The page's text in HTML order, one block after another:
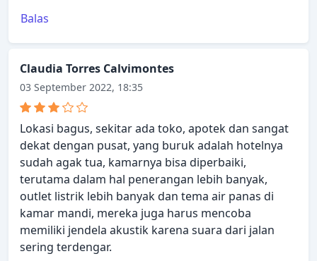
Balas
Claudia Torres Calvimontes
03 September 2022, 18:35
Lokasi bagus, sekitar ada toko, apotek dan sangat
dekat dengan pusat, yang buruk adalah hotelnya
sudah agak tua, kamarnya bisa diperbaiki,
terutama dalam hal penerangan lebih banyak,
outlet listrik lebih banyak dan tema air panas di
kamar mandi, mereka juga harus mencoba
memiliki jendela akustik karena suara dari jalan
sering terdengar.